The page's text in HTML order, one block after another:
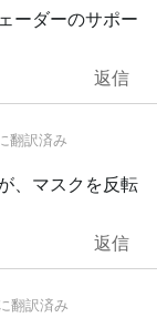
ーダーのサポー
返信
翻訳済み
、マスクを反転
返信
翻訳済み